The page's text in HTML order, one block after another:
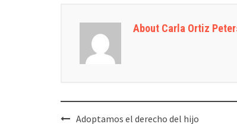
About Carla Ortiz
PostAdoptamos el derecho del hijo